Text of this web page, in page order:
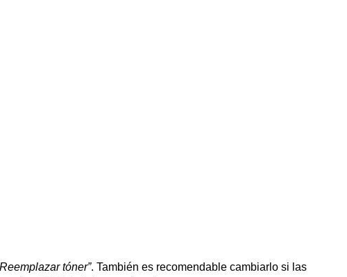
tóner”. También es recomendable cambiarlo si las